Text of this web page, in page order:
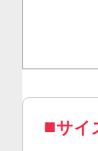
オフセ
コピー
サイ